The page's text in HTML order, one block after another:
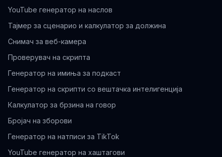
YouTube генератор на наслов
Тајмер за сценарио и калкулатор за должина
Снимач за веб-камера
Проверувач на скрипта
Генератор на имиња за подкаст
Генератор на скрипти со вештачка интелигенција
Калкулатор за брзина на говор
Бројач на зборови
Генератор на натписи за TikTok
YouTube генератор на хаштагови